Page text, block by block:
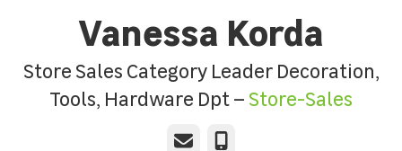
Vanessa Korda
Store Sales Category Leader Decoration,
Tools, Hardware Dpt – Store-Sales
Email Τηλέφωνο